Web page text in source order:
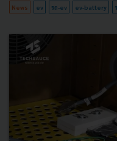
News ev รถ-ev ev-battery